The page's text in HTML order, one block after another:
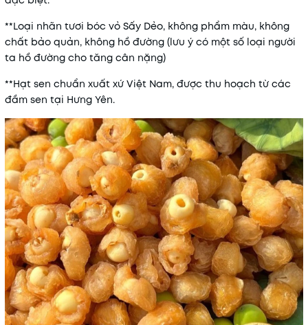
**Loại nhãn tươi bóc vỏ Sấy Dẻo, không phẩm màu, không
chất bảo quản, không hồ đường (lưu ý có một số loại người
ta hồ đường cho tăng cân nặng)
**Hạt sen chuẩn xuất xứ Việt Nam, được thu hoạch từ các
đầm sen tại Hưng Yên.